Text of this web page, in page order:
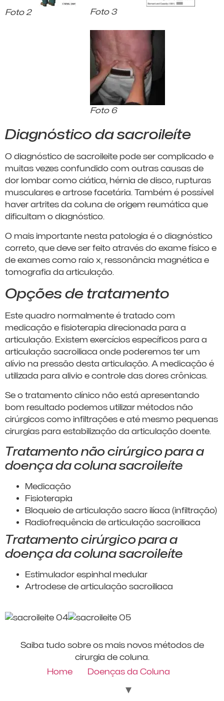
Foto 2 Foto 3
Foto 6
Diagnóstico da sacroileíte
O diagnóstico de sacroileite pode ser complicado e
muitas vezes confundido com outras causas de
dor lombar como ciática, hérnia de disco, rupturas
musculares e artrose facetária. Também é possível
haver artrites da coluna de origem reumática que
dificultam o diagnóstico.
O mais importante nesta patologia é o diagnóstico
correto, que deve ser feito através do exame físico e
de exames como raio x, ressonância magnética e
tomografia da articulação.
Opções de tratamento
Este quadro normalmente é tratado com
medicação e fisioterapia direcionada para a
articulação. Existem exercícios específicos para a
articulação sacroiliaca onde poderemos ter um
alívio na pressão desta articulação. A medicação é
utilizada para alivio e controle das dores crônicas.
Se o tratamento clínico não está apresentando
bom resultado podemos utilizar métodos não
cirúrgicos como infiltrações e até mesmo pequenas
cirurgias para estabilização da articulação doente.
Tratamento não cirúrgico para a
doença da coluna sacroileíte
Medicação
Fisioterapia
Bloqueio de articulação sacro ilíaca (infiltração)
Radiofrequência de articulação sacroiliaca
Tratamento cirúrgico para a
doença da coluna sacroileíte
Estimulador espinhal medular
Artrodese de articulação sacroiliaca
Saiba tudo sobre os mais novos métodos de
cirurgia de coluna.
Home
Doenças da Coluna